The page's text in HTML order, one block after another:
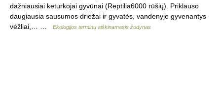
dažniausiai keturkojai gyvūnai (Reptilia6000 rūšių). Priklauso
daugiausia sausumos driežai ir gyvatės, vandenyje gyvenantys
vėžliai,… …
Ekologijos terminų aiškinamasis žodynas